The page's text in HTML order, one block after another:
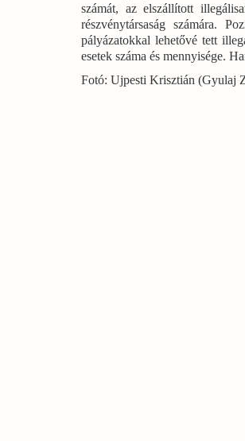
számát, az elszállított
részvénytársaság számára.
pályázatokkal lehetővé tett
esetek száma és mennyisége.
Fotó: Ujpesti Krisztián (Gyulaj